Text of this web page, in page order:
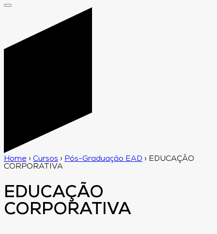
Home › Cursos › Pós-Graduação EAD › EDUCAÇÃO
CORPORATIVA
EDUCAÇÃO
CORPORATIVA